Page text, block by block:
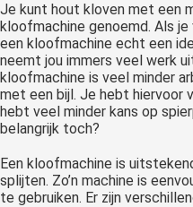
Je kunt hout kloven met een
kloofmachine genoemd. Als
een kloofmachine echt een
neemt jou immers veel werk
kloofmachine is veel minder
met een bijl. Je hebt hiervoor
hebt veel minder kans op
belangrijk toch?
Een kloofmachine is
splijten. Zo’n machine is
te gebruiken. Er zijn